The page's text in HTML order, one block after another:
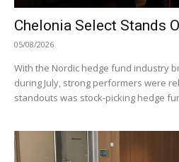
Chelonia Select Stands
05/08/2026
With the Nordic hedge fund industry
during July, strong performers were
standouts was stock-picking hedge